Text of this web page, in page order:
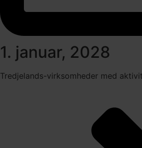
1. januar, 2028
Tredjelands-virksomheder med